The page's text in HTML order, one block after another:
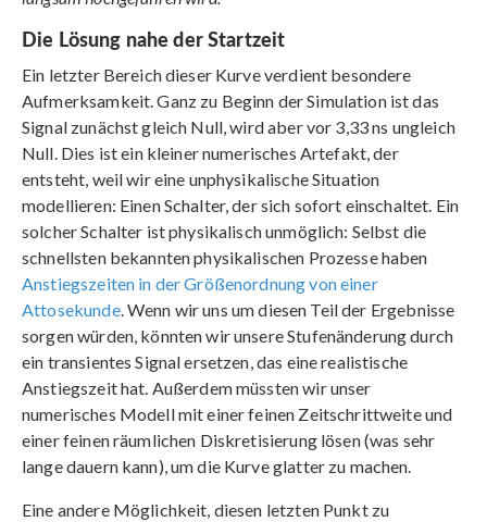
Die Lösung nahe der Startzeit
Ein letzter Bereich dieser Kurve verdient besondere
Aufmerksamkeit. Ganz zu Beginn der Simulation ist das
Signal zunächst gleich Null, wird aber vor 3,33 ns ungleich
Null. Dies ist ein kleiner numerisches Artefakt, der
entsteht, weil wir eine unphysikalische Situation
modellieren: Einen Schalter, der sich sofort einschaltet. Ein
solcher Schalter ist physikalisch unmöglich: Selbst die
schnellsten bekannten physikalischen Prozesse haben
Anstiegszeiten in der Größenordnung von einer
Attosekunde. Wenn wir uns um diesen Teil der Ergebnisse
sorgen würden, könnten wir unsere Stufenänderung durch
ein transientes Signal ersetzen, das eine realistische
Anstiegszeit hat. Außerdem müssten wir unser
numerisches Modell mit einer feinen Zeitschrittweite und
einer feinen räumlichen Diskretisierung lösen (was sehr
lange dauern kann), um die Kurve glatter zu machen.
Eine andere Möglichkeit, diesen letzten Punkt zu